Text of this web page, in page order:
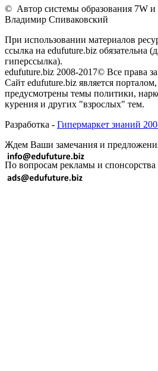
© Автор системы образования 7W и
Владимир Спиваковский
При использовании материалов
ссылка на edufuture.biz обязательна
гиперссылка).
edufuture.biz 2008-2017© Все права
Сайт edufuture.biz является
предусмотрены темы политики,
курения и других "взрослых" тем.
Разработка - Гипермаркет знаний
Ждем Ваши замечания и
По вопросам рекламы и